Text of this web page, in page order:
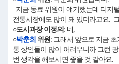
지금 동료 위원이 얘기했는데 디지
전통시장에도 많이 돼 있더라고요.
○도시과장 이정의 : 네,
○박춘희 위원: 그래서 앞으로 지금
통 상인들이 많이 어려우니까 그런
번 생각을 해보시면 좋을 것 같아요.